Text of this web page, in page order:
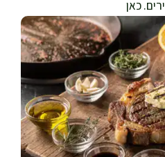
כאן